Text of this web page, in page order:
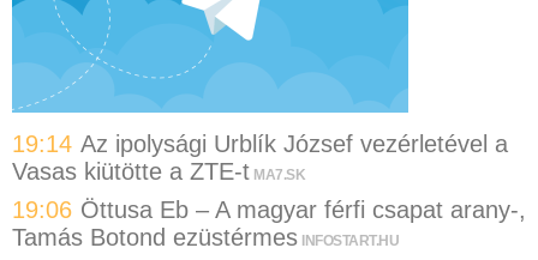
19:14 Az ipolysági Urblík József vezérletével a
Vasas kiütötte a ZTE-t MA7.SK
19:06 Öttusa Eb – A magyar férfi csapat arany-,
Tamás Botond ezüstérmes INFOSTART.HU